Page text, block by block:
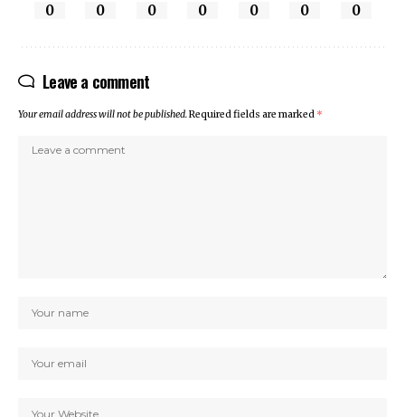
0 0 0 0 0 0 0
Leave a comment
Your email address will not be published.Required fields are marked *